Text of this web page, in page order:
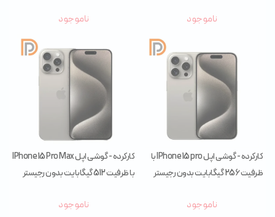
ناموجود ناموجود
کارکرده - گوشی اپل IPhone 15 pro با
ظرفیت 256 گیگابایت بدون رجیستر
ناموجود
کارکرده - گوشی اپل IPhone 15 Pro Max
با ظرفیت 512 گیگابایت بدون رجیستر
ناموجود